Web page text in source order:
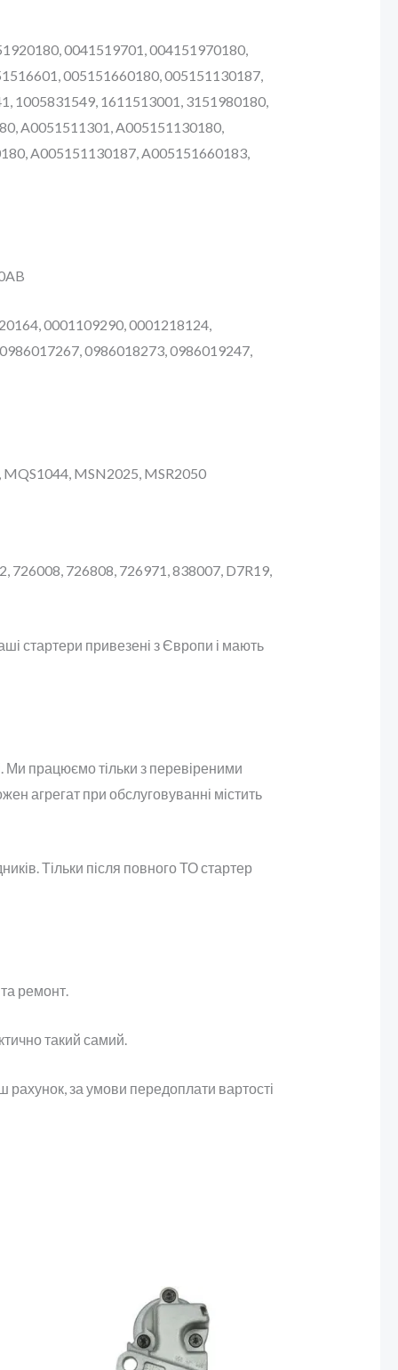
0041519701, 004151970180,
005151660180, 005151130187,
1005831549, 1611513001, 3151980180,
A0051511301, A005151130180,
A005151130187, A005151660183,
0001109290, 0001218124,
0986018273, 0986019247,
MSN2025, MSR2050
726008, 726808, 726971, 838007, D7R19,
стартери привезені з Європи і мають
Ми працюємо тільки з перевіреними
агрегат при обслуговуванні містить
Тільки після повного ТО стартер
ремонт.
такий самий.
рахунок, за умови передоплати вартості